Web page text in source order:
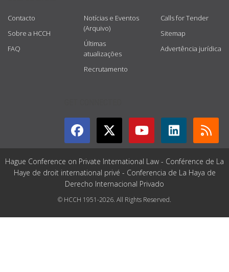
Contacto
Sobre a HCCH
FAQ
Notícias e Eventos
(Arquivo)
Últimas
atualizações
Recrutamento
Calls for Tender
Sitemap
Advertência jurídica
Hague Conference on Private International Law - Conférence de La
Haye de droit international privé - Conferencia de La Haya de
Derecho Internacional Privado
© HCCH 1951-2026. All Rights Reserved.